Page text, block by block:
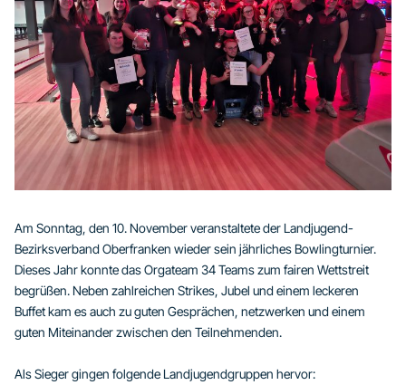
Am Sonntag, den 10. November veranstaltete der Landjugend-
Bezirksverband Oberfranken wieder sein jährliches Bowlingturnier.
Dieses Jahr konnte das Orgateam 34 Teams zum fairen Wettstreit
begrüßen. Neben zahlreichen Strikes, Jubel und einem leckeren
Buffet kam es auch zu guten Gesprächen, netzwerken und einem
guten Miteinander zwischen den Teilnehmenden.
Als Sieger gingen folgende Landjugendgruppen hervor: